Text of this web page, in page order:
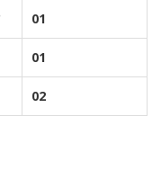
01
01
02